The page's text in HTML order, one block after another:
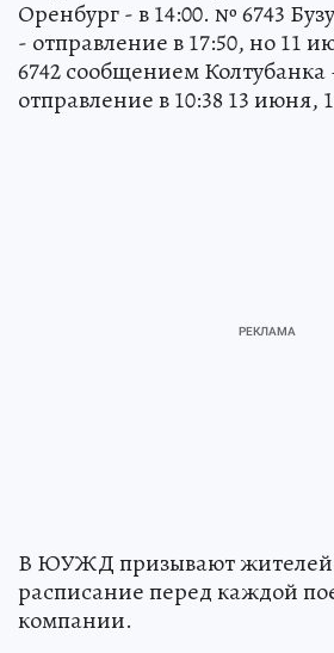
Оренбург - в 14:00. № 6743
- отправление в 17:50, но 11
6742 сообщением Колтубанка
отправление в 10:38 13 июня,
В ЮУЖД призывают жителей
расписание перед каждой
компании.